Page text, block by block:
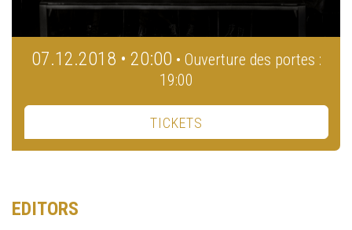
07.12.2018 • 20:00 • Ouverture des portes :
19:00
TICKETS
EDITORS